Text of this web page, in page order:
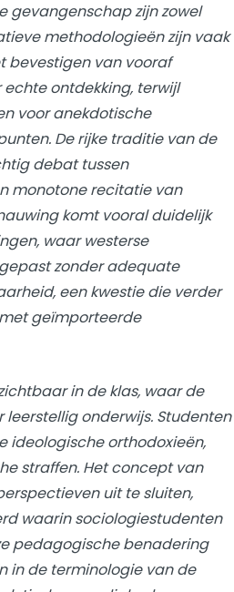
gevangenschap zijn zowel
methodologieën zijn vaak
bevestigen van vooraf
ontdekking, terwijl
voor anekdotische
De rijke traditie van de
debat tussen
monotone recitatie van
komt vooral duidelijk
waar westerse
zonder adequate
een kwestie die verder
geïmporteerde
in de klas, waar de
onderwijs. Studenten
ideologische orthodoxieën,
straffen. Het concept van
uit te sluiten,
waarin sociologiestudenten
pedagogische benadering
in de terminologie van de